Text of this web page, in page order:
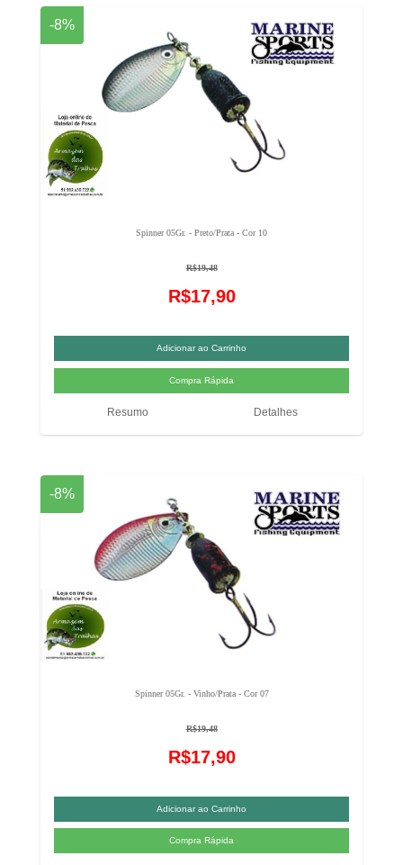
-8%
Spinner 05Gr. - Preto/Prata - Cor 10
R$19,48
R$17,90
Resumo Detalhes
-8%
Spinner 05Gr. - Vinho/Prata - Cor 07
R$19,48
R$17,90